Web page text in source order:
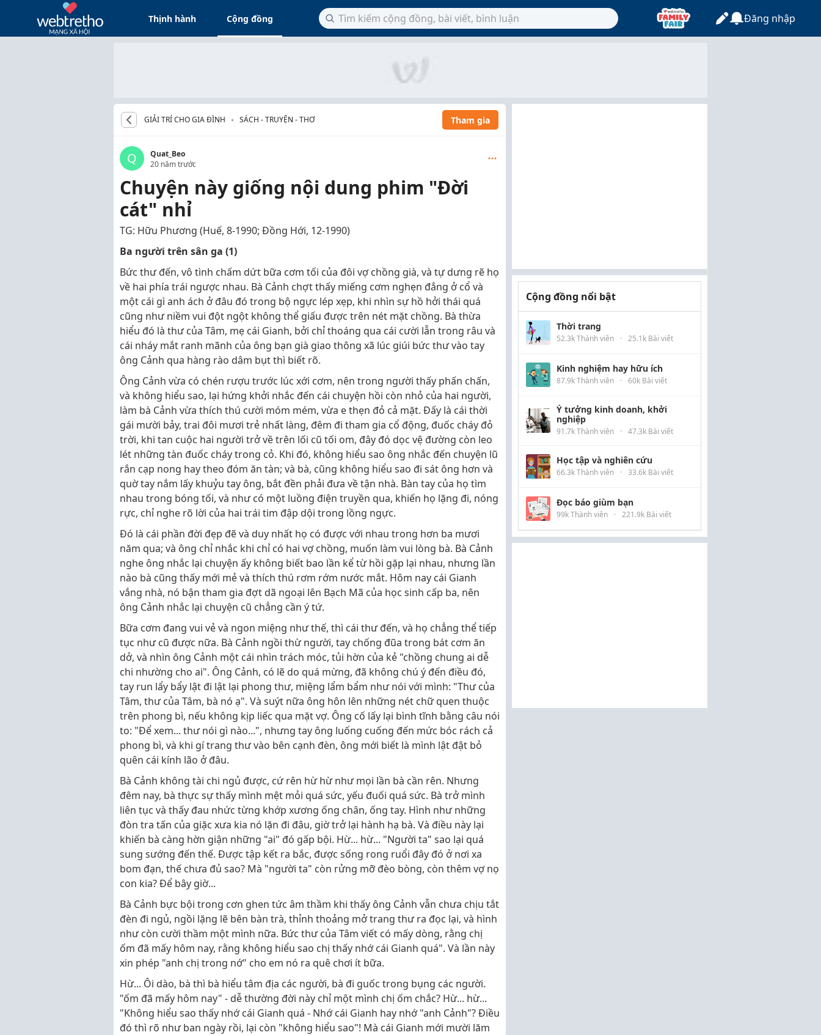
Thịnh hành Cộng đồng Đăng nhập
GIẢI TRÍ CHO GIA ĐÌNH SÁCH - TRUYỆN - THƠ Tham gia
Q
Quat_Beo
20 năm trước
Chuyện này giống nội dung phim "Đời
cát" nhỉ
TG: Hữu Phương (Huế, 8-1990; Đồng Hới, 12-1990)
Ba người trên sân ga (1)
Bức thư đến, vô tình chấm dứt bữa cơm tối của đôi vợ chồng già, và tự dưng rẽ họ
về hai phía trái ngược nhau. Bà Cảnh chợt thấy miếng cơm nghẹn đắng ở cổ và
một cái gì anh ách ở đâu đó trong bộ ngực lép xẹp, khi nhìn sự hồ hởi thái quá
cũng như niềm vui đột ngột không thể giấu được trên nét mặt chồng. Bà thừa
hiểu đó là thư của Tâm, mẹ cái Gianh, bởi chỉ thoáng qua cái cười lẫn trong râu và
cái nháy mắt ranh mãnh của ông bạn già giao thông xã lúc giúi bức thư vào tay
ông Cảnh qua hàng rào dâm bụt thì biết rõ.
Ông Cảnh vừa có chén rượu trước lúc xới cơm, nên trong người thấy phấn chấn,
và không hiểu sao, lại hứng khởi nhắc đến cái chuyện hồi còn nhỏ của hai người,
làm bà Cảnh vừa thích thú cười móm mém, vừa e thẹn đỏ cả mặt. Đấy là cái thời
gái mười bảy, trai đôi mươi trẻ nhất làng, đêm đi tham gia cổ động, đuốc cháy đỏ
trời, khi tan cuộc hai người trở về trên lối cũ tối om, đây đó dọc vệ đường còn leo
lét những tàn đuốc cháy trong cỏ. Khi đó, không hiểu sao ông nhắc đến chuyện lũ
rắn cạp nong hay theo đóm ăn tàn; và bà, cũng không hiểu sao đi sát ông hơn và
quờ tay nắm lấy khuỷu tay ông, bắt đền phải đưa về tận nhà. Bàn tay của họ tìm
nhau trong bóng tối, và như có một luồng điện truyền qua, khiến họ lặng đi, nóng
rực, chỉ nghe rõ lời của hai trái tim đập dội trong lồng ngực.
Đó là cái phần đời đẹp đẽ và duy nhất họ có được với nhau trong hơn ba mươi
năm qua; và ông chỉ nhắc khi chỉ có hai vợ chồng, muốn làm vui lòng bà. Bà Cảnh
nghe ông nhắc lại chuyện ấy không biết bao lần kể từ hồi gặp lại nhau, nhưng lần
nào bà cũng thấy mới mẻ và thích thú rơm rớm nước mắt. Hôm nay cái Gianh
vắng nhà, nó bận tham gia đợt dã ngoại lên Bạch Mã của học sinh cấp ba, nên
ông Cảnh nhắc lại chuyện cũ chẳng cần ý tứ.
Bữa cơm đang vui vẻ và ngon miệng như thế, thì cái thư đến, và họ chẳng thể tiếp
tục như cũ được nữa. Bà Cảnh ngồi thừ người, tay chống đũa trong bát cơm ăn
dở, và nhìn ông Cảnh một cái nhìn trách móc, tủi hờn của kẻ "chồng chung ai dễ
chi nhường cho ai". Ông Cảnh, có lẽ do quá mừng, đã không chú ý đến điều đó,
tay run lẩy bẩy lật đi lật lại phong thư, miệng lẩm bẩm như nói với mình: "Thư của
Tâm, thư của Tâm, bà nó ạ". Và suýt nữa ông hôn lên những nét chữ quen thuộc
trên phong bì, nếu không kịp liếc qua mặt vợ. Ông cố lấy lại bình tĩnh bằng câu nói
to: "Để xem... thư nói gì nào...", nhưng tay ông luống cuống đến mức bóc rách cả
phong bì, và khi gí trang thư vào bên cạnh đèn, ông mới biết là mình lật đật bỏ
quên cái kính lão ở đâu.
Bà Cảnh không tài chi ngủ được, cứ rên hừ hừ như mọi lần bà cần rên. Nhưng
đêm nay, bà thực sự thấy mình mệt mỏi quá sức, yếu đuối quá sức. Bà trở mình
liên tục và thấy đau nhức từng khớp xương ống chân, ống tay. Hình như những
đòn tra tấn của giặc xưa kia nó lặn đi đâu, giờ trở lại hành hạ bà. Và điều này lại
khiến bà càng hờn giận những "ai" đó gấp bội. Hừ... hừ... "Người ta" sao lại quá
sung sướng đến thế. Được tập kết ra bắc, được sống rong ruổi đây đó ở nơi xa
bom đạn, thế chưa đủ sao? Mà "người ta" còn rửng mỡ đèo bòng, còn thêm vợ nọ
con kia? Để bây giờ...
Bà Cảnh bực bội trong cơn ghen tức âm thầm khi thấy ông Cảnh vẫn chưa chịu tắt
đèn đi ngủ, ngồi lặng lẽ bên bàn trà, thỉnh thoảng mở trang thư ra đọc lại, và hình
như còn cười thầm một mình nữa. Bức thư của Tâm viết có mấy dòng, rằng chị
ốm đã mấy hôm nay, rằng không hiểu sao chị thấy nhớ cái Gianh quá". Và lần này
xin phép "anh chị trong nớ" cho em nó ra quê chơi ít bữa.
Hừ... Ôi dào, bà thì bà hiểu tâm địa các người, bà đi guốc trong bụng các người.
"ốm đã mấy hôm nay" - dễ thường đời này chỉ một mình chị ốm chắc? Hừ... hừ...
"Không hiểu sao thấy nhớ cái Gianh quá - Nhớ cái Gianh hay nhớ "anh Cảnh"? Điều
đó thì rõ như ban ngày rồi, lại còn "không hiểu sao"! Mà cái Gianh mới mười lăm
Cộng đồng nổi bật
Thời trang
52.3k Thành viên · 25.1k Bài viết
Kinh nghiệm hay hữu ích
87.9k Thành viên · 60k Bài viết
Ý tưởng kinh doanh, khởi
nghiệp
91.7k Thành viên · 47.3k Bài viết
Học tập và nghiên cứu
66.3k Thành viên · 33.6k Bài viết
Đọc báo giùm bạn
99k Thành viên · 221.9k Bài viết